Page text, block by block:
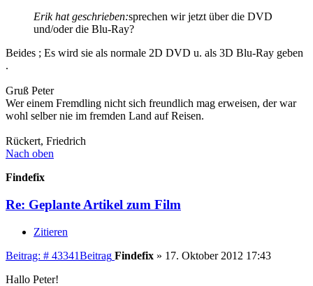
Erik hat geschrieben:sprechen wir jetzt über die DVD
und/oder die Blu-Ray?
Beides ; Es wird sie als normale 2D DVD u. als 3D Blu-Ray geben
.
Gruß Peter
Wer einem Fremdling nicht sich freundlich mag erweisen, der war
wohl selber nie im fremden Land auf Reisen.
Rückert, Friedrich
Nach oben
Findefix
Re: Geplante Artikel zum Film
Zitieren
Beitrag: # 43341Beitrag Findefix » 17. Oktober 2012 17:43
Hallo Peter!